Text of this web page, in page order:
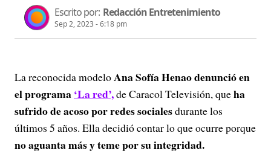
Escrito por: Redacción Entretenimiento
Sep 2, 2023 - 6:18 pm
La reconocida modeloAna Sofía Henao denunció en
el programa‘La red’,de Caracol Televisión, queha
sufrido de acoso por redes socialesdurante los
últimos 5 años. Ella decidió contar lo que ocurre porque
no aguanta más y teme por su integridad.